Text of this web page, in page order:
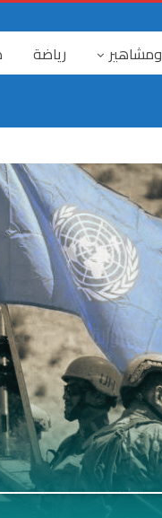
رياضة
باب الجحيم